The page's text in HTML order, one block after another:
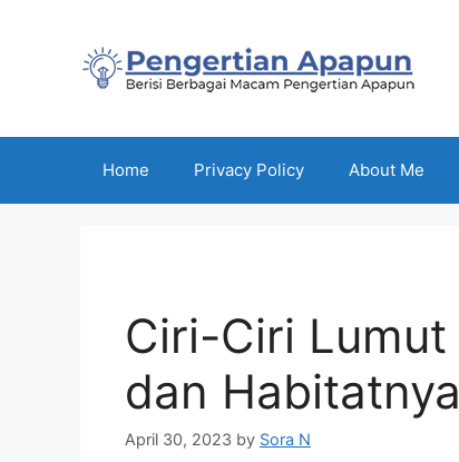
Home Privacy Policy About Me
Ciri-Ciri
dan Habitatnya
April 30, 2023 by Sora N